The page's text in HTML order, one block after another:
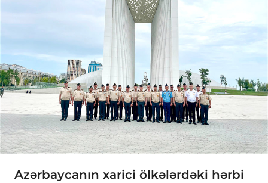
Azərbaycanın xarici ölkələrdəki hərbi